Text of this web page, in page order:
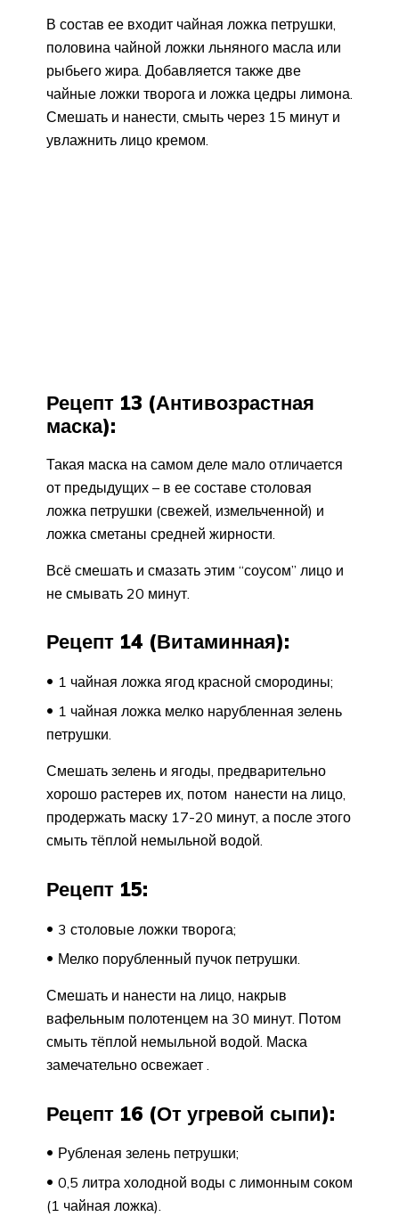
В состав ее входит чайная ложка петрушки,
половина чайной ложки льняного масла или
рыбьего жира. Добавляется также две
чайные ложки творога и ложка цедры лимона.
Смешать и нанести, смыть через 15 минут и
увлажнить лицо кремом.
Рецепт 13 (Антивозрастная
маска):
Такая маска на самом деле мало отличается
от предыдущих – в ее составе столовая
ложка петрушки (свежей, измельченной) и
ложка сметаны средней жирности.
Всё смешать и смазать этим “соусом” лицо и
не смывать 20 минут.
Рецепт 14 (Витаминная):
1 чайная ложка ягод красной смородины;
1 чайная ложка мелко нарубленная зелень
петрушки.
Смешать зелень и ягоды, предварительно
хорошо растерев их, потом нанести на лицо,
продержать маску 17-20 минут, а после этого
смыть тёплой немыльной водой.
Рецепт 15:
3 столовые ложки творога;
Мелко порубленный пучок петрушки.
Смешать и нанести на лицо, накрыв
вафельным полотенцем на 30 минут. Потом
смыть тёплой немыльной водой. Маска
замечательно освежает .
Рецепт 16 (От угревой сыпи):
Рубленая зелень петрушки;
0,5 литра холодной воды с лимонным соком
(1 чайная ложка).